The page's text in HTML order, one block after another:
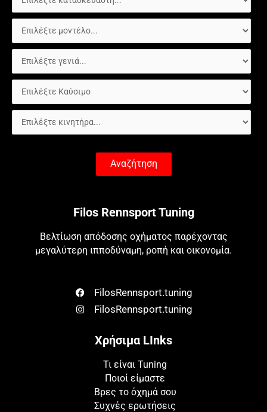
Αναζήτηση
Filos Rennsport Tuning
Βελτίωση απόδοσης οχήματος παρέχοντας
μεγαλύτερη ιπποδύναμη, ροπή και οικονομία.
FilosRennsport.tuning
FilosRennsport.tuning
Χρήσιμα LInks
Τι είναι Tuning
Ποιοί είμαστε
Βρες το όχημά σου
Συχνές ερωτήσεις